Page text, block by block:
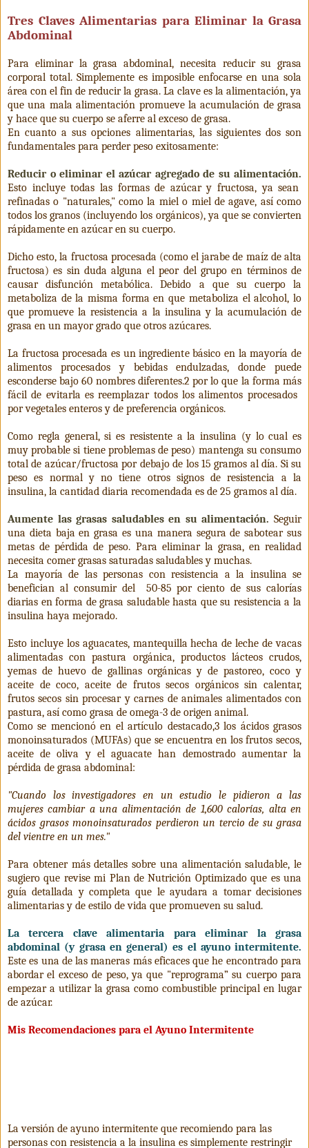
Tres Claves Alimentarias para Eliminar la Grasa
Abdominal
Para eliminar la grasa abdominal, necesita reducir su grasa
corporal total. Simplemente es imposible enfocarse en una sola
área con el fin de reducir la grasa. La clave es la alimentación, ya
que una mala alimentación promueve la acumulación de grasa
y hace que su cuerpo se aferre al exceso de grasa.
En cuanto a sus opciones alimentarias, las siguientes dos son
fundamentales para perder peso exitosamente:
Reducir o eliminar el azúcar agregado de su alimentación.
Esto incluye todas las formas de azúcar y fructosa, ya sean
refinadas o "naturales," como la miel o miel de agave, así como
todos los granos (incluyendo los orgánicos), ya que se convierten
rápidamente en azúcar en su cuerpo.
Dicho esto, la fructosa procesada (como el jarabe de maíz de alta
fructosa) es sin duda alguna el peor del grupo en términos de
causar disfunción metabólica. Debido a que su cuerpo la
metaboliza de la misma forma en que metaboliza el alcohol, lo
que promueve la resistencia a la insulina y la acumulación de
grasa en un mayor grado que otros azúcares.
La fructosa procesada es un ingrediente básico en la mayoría de
alimentos procesados ​​y bebidas endulzadas, donde puede
esconderse bajo 60 nombres diferentes.2 por lo que la forma más
fácil de evitarla es reemplazar todos los alimentos procesados ​
por vegetales enteros y de preferencia orgánicos.
Como regla general, si es resistente a la insulina (y lo cual es
muy probable si tiene problemas de peso) mantenga su consumo
total de azúcar/fructosa por debajo de los 15 gramos al día. Si su
peso es normal y no tiene otros signos de resistencia a la
insulina, la cantidad diaria recomendada es de 25 gramos al día.
Aumente las grasas saludables en su alimentación. Seguir
una dieta baja en grasa es una manera segura de sabotear sus
metas de pérdida de peso. Para eliminar la grasa, en realidad
necesita comer grasas saturadas saludables y muchas.
La mayoría de las personas con resistencia a la insulina se
benefician al consumir del
50-85 por ciento de sus calorías
diarias en forma de grasa saludable hasta que su resistencia a la
insulina haya mejorado.
Esto incluye los aguacates, mantequilla hecha de leche de vacas
alimentadas con pastura orgánica, productos lácteos crudos,
yemas de huevo de gallinas orgánicas y de pastoreo, coco y
aceite de coco, aceite de frutos secos orgánicos sin calentar,
frutos secos sin procesar y carnes de animales alimentados con
pastura, así como grasa de omega-3 de origen animal.
Como se mencionó en el artículo destacado,3 los ácidos grasos
monoinsaturados (MUFAs) que se encuentra en los frutos secos,
aceite de oliva y el aguacate han demostrado aumentar la
pérdida de grasa abdominal:
"Cuando los investigadores en un estudio le pidieron a las
mujeres cambiar a una alimentación de 1,600 calorías, alta en
ácidos grasos monoinsaturados perdieron un tercio de su grasa
del vientre en un mes."
Para obtener más detalles sobre una alimentación saludable, le
sugiero que revise mi Plan de Nutrición Optimizado que es una
guía detallada y completa que le ayudara a tomar decisiones
alimentarias y de estilo de vida que promueven su salud.
La tercera clave alimentaria para eliminar la grasa
abdominal (y grasa en general) es el ayuno intermitente.
Este es una de las maneras más eficaces que he encontrado para
abordar el exceso de peso, ya que "reprograma” su cuerpo para
empezar a utilizar la grasa como combustible principal en lugar
de azúcar.
Mis Recomendaciones para el Ayuno Intermitente
La versión de ayuno intermitente que recomiendo para las
personas con resistencia a la insulina es simplemente restringir